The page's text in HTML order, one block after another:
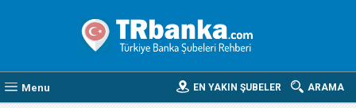
Menu ARAMA
EN YAKIN ŞUBELER